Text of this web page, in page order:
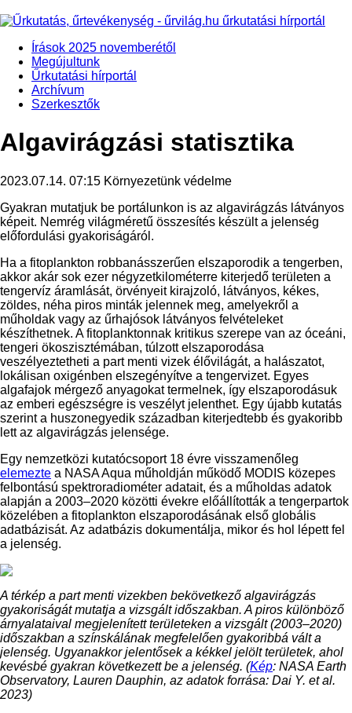
Írások 2025 novemberétől
Megújultunk
Űrkutatási hírportál
Archívum
Szerkesztők
Algavirágzási statisztika
2023.07.14. 07:15 Környezetünk védelme
Gyakran mutatjuk be portálunkon is az algavirágzás látványos
képeit. Nemrég világméretű összesítés készült a jelenség
előfordulási gyakoriságáról.
Ha a fitoplankton robbanásszerűen elszaporodik a tengerben,
akkor akár sok ezer négyzetkilométerre kiterjedő területen a
tengervíz áramlását, örvényeit kirajzoló, látványos, kékes,
zöldes, néha piros minták jelennek meg, amelyekről a
műholdak vagy az űrhajósok látványos felvételeket
készíthetnek. A fitoplanktonnak kritikus szerepe van az óceáni,
tengeri ökoszisztémában, túlzott elszaporodása
veszélyeztetheti a part menti vizek élővilágát, a halászatot,
lokálisan oxigénben elszegényítve a tengervizet. Egyes
algafajok mérgező anyagokat termelnek, így elszaporodásuk
az emberi egészségre is veszélyt jelenthet. Egy újabb kutatás
szerint a huszonegyedik században kiterjedtebb és gyakoribb
lett az algavirágzás jelensége.
Egy nemzetközi kutatócsoport 18 évre visszamenőleg
elemezte a NASA Aqua műholdján működő MODIS közepes
felbontású spektroradiométer adatait, és a műholdas adatok
alapján a 2003–2020 közötti évekre előállították a tengerpartok
közelében a fitoplankton elszaporodásának első globális
adatbázisát. Az adatbázis dokumentálja, mikor és hol lépett fel
a jelenség.
A térkép a part menti vizekben bekövetkező algavirágzás
gyakoriságát mutatja a vizsgált időszakban. A piros különböző
árnyalataival megjelenített területeken a vizsgált (2003–2020)
időszakban a színskálának megfelelően gyakoribbá vált a
jelenség. Ugyanakkor jelentősek a kékkel jelölt területek, ahol
kevésbé gyakran következett be a jelenség. (Kép: NASA Earth
Observatory, Lauren Dauphin, az adatok forrása: Dai Y. et al.
2023)